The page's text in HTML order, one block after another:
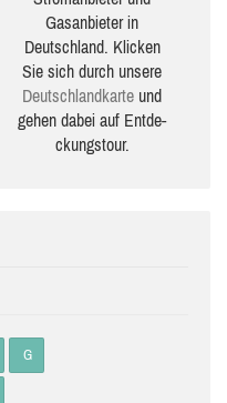
Gasanbieter in
Deutschland. Klicken
Sie sich durch unsere
Deutsch­land­karte und
gehen dabei auf Ent­de­
ckungs­tour.
G